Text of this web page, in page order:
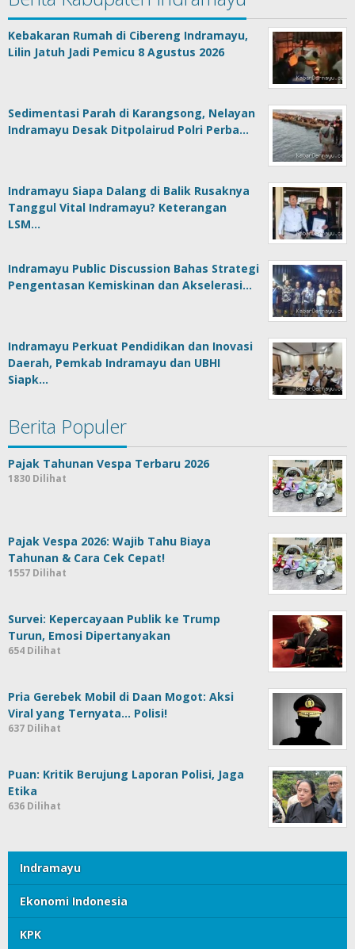
Kebakaran Rumah di Cibereng Indramayu,
Lilin Jatuh Jadi Pemicu 8 Agustus 2026
Sedimentasi Parah di Karangsong, Nelayan
Indramayu Desak Ditpolairud Polri Perba…
Indramayu Siapa Dalang di Balik Rusaknya
Tanggul Vital Indramayu? Keterangan
LSM…
Indramayu Public Discussion Bahas Strategi
Pengentasan Kemiskinan dan Akselerasi…
Indramayu Perkuat Pendidikan dan Inovasi
Daerah, Pemkab Indramayu dan UBHI
Siapk…
Berita Populer
Pajak Tahunan Vespa Terbaru 2026
1830 Dilihat
Pajak Vespa 2026: Wajib Tahu Biaya
Tahunan & Cara Cek Cepat!
1557 Dilihat
Survei: Kepercayaan Publik ke Trump
Turun, Emosi Dipertanyakan
654 Dilihat
Pria Gerebek Mobil di Daan Mogot: Aksi
Viral yang Ternyata… Polisi!
637 Dilihat
Puan: Kritik Berujung Laporan Polisi, Jaga
Etika
636 Dilihat
Indramayu
Ekonomi Indonesia
KPK